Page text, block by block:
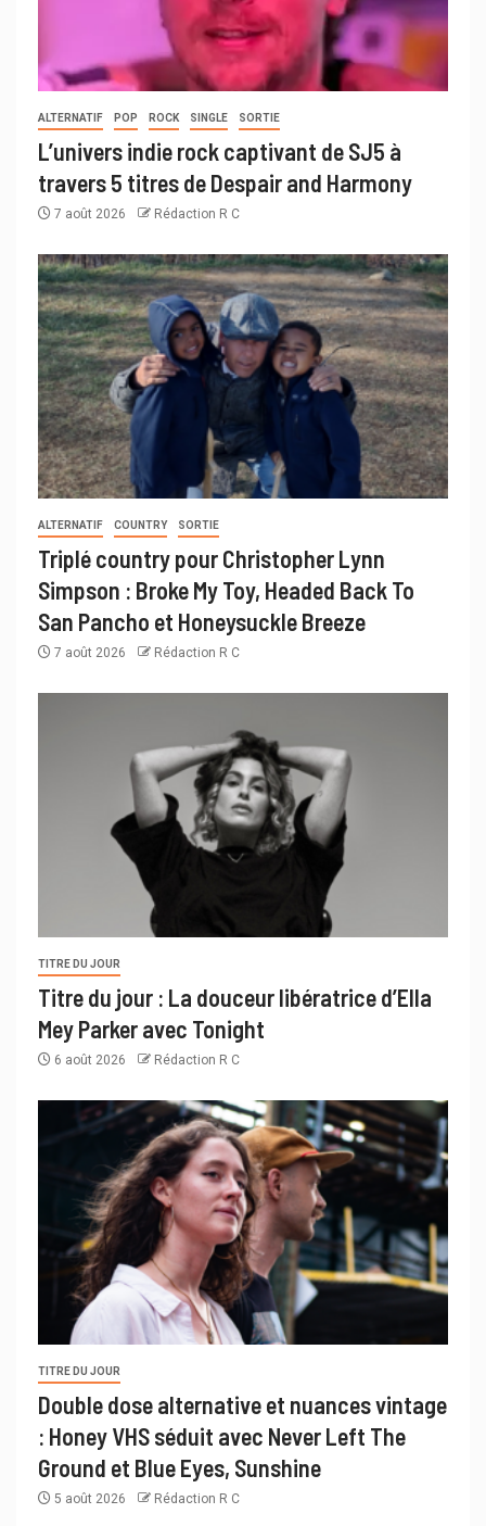
ALTERNATIF POP ROCK SINGLE SORTIE
L’univers indie rock captivant de SJ5 à
travers 5 titres de Despair and Harmony
7 août 2026 Rédaction R C
ALTERNATIF COUNTRY SORTIE
Triplé country pour Christopher Lynn
Simpson : Broke My Toy, Headed Back To
San Pancho et Honeysuckle Breeze
7 août 2026 Rédaction R C
TITRE DU JOUR
Titre du jour : La douceur libératrice d’Ella
Mey Parker avec Tonight
6 août 2026 Rédaction R C
TITRE DU JOUR
Double dose alternative et nuances vintage
: Honey VHS séduit avec Never Left The
Ground et Blue Eyes, Sunshine
5 août 2026 Rédaction R C